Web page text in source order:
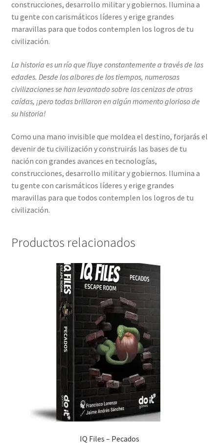
construcciones, desarrollo militar y gobiernos. Ilumina a
tu gente con carismáticos líderes y erige grandes
maravillas para que todos contemplen los logros de tu
civilización.
La historia es un río que fluye constantemente a través de las
edades. Desde los albores de los tiempos, numerosas
civilizaciones se han levantado sobre las cenizas de otras
caídas, ¡pero todas brillaron en algún momento glorioso de
su historia!
Como una mano invisible que moldea el destino, forjarás el
devenir de tu civilización y construirás las bases de tu
nación con grandes avances en tecnologías,
construcciones, desarrollo militar y gobiernos. Ilumina a
tu gente con carismáticos líderes y erige grandes
maravillas para que todos contemplen los logros de tu
civilización.
Productos relacionados
IQ Files – Pecados